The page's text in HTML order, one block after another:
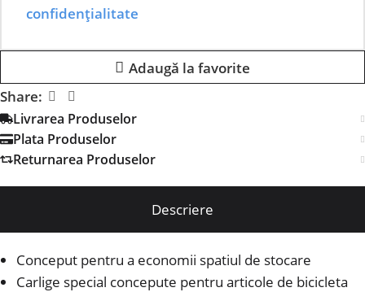
confidențialitate
Adaugă la favorite
Share:
Livrarea Produselor
Plata Produselor
Returnarea Produselor
Descriere
Conceput pentru a economii spatiul de stocare
Carlige special concepute pentru articole de bicicleta